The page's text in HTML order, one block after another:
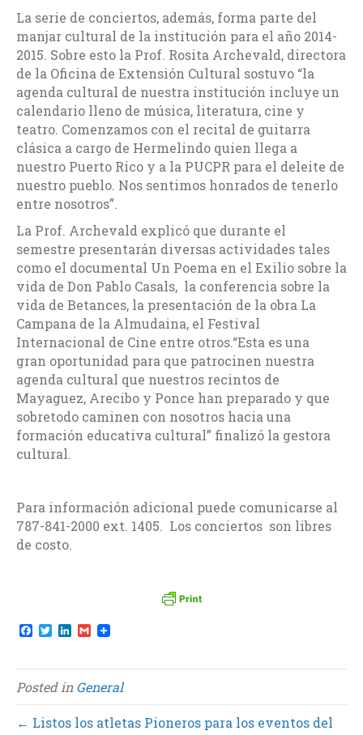
La serie de conciertos, además, forma parte del
manjar cultural de la institución para el año 2014-
2015. Sobre esto la Prof. Rosita Archevald, directora
de la Oficina de Extensión Cultural sostuvo “la
agenda cultural de nuestra institución incluye un
calendario lleno de música, literatura, cine y
teatro. Comenzamos con el recital de guitarra
clásica a cargo de Hermelindo quien llega a
nuestro Puerto Rico y a la PUCPR para el deleite de
nuestro pueblo. Nos sentimos honrados de tenerlo
entre nosotros”.
La Prof. Archevald explicó que durante el
semestre presentarán diversas actividades tales
como el documental Un Poema en el Exilio sobre la
vida de Don Pablo Casals, la conferencia sobre la
vida de Betances, la presentación de la obra La
Campana de la Almudaina, el Festival
Internacional de Cine entre otros.“Esta es una
gran oportunidad para que patrocinen nuestra
agenda cultural que nuestros recintos de
Mayaguez, Arecibo y Ponce han preparado y que
sobretodo caminen con nosotros hacia una
formación educativa cultural” finalizó la gestora
cultural.
Para información adicional puede comunicarse al
787-841-2000 ext. 1405. Los conciertos son libres
de costo.
F
e
b
o
o
k
T
t
t
e
r
L
k
e
d
I
n
G
i
l
Posted inGeneral
← Listos los atletas Pioneros para los eventos del